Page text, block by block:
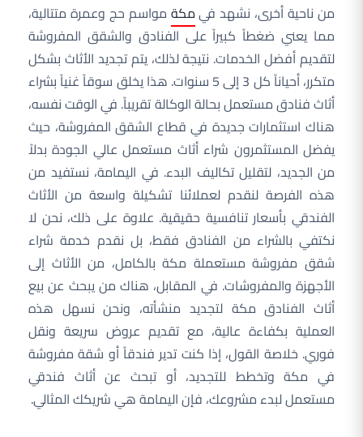
من ناحية أخرى، نشهد فيمكة مواسم حج وعمرة متتالية،
مما يعني ضغطاً كبيراً على الفنادق والشقق المفروشة
لتقديم أفضل الخدمات. نتيجة لذلك، يتم تجديد الأثاث بشكل
متكرر، أحياناً كل 3 إلى 5 سنوات. هذا يخلق سوقاً غنياً بشراء
أثاث فنادق مستعمل بحالة الوكالة تقريباً. في الوقت نفسه،
هناك استثمارات جديدة في قطاع الشقق المفروشة، حيث
يفضل المستثمرون شراء أثاث مستعمل عالي الجودة بدلاً
من الجديد، لتقليل تكاليف البدء. في اليمامة، نستفيد من
هذه الفرصة لنقدم لعملائنا تشكيلة واسعة من الأثاث
الفندقي بأسعار تنافسية حقيقية. علاوة على ذلك، نحن لا
نكتفي بالشراء من الفنادق فقط، بل نقدم خدمة شراء
شقق مفروشة مستعملة مكة بالكامل، من الأثاث إلى
الأجهزة والمفروشات. في المقابل، هناك من يبحث عن بيع
أثاث الفنادق مكة لتجديد منشأته، ونحن نسهل هذه
العملية بكفاءة عالية، مع تقديم عروض سريعة ونقل
فوري. خلاصة القول، إذا كنت تدير فندقاً أو شقة مفروشة
في مكة وتخطط للتجديد، أو تبحث عن أثاث فندقي
مستعمل لبدء مشروعك، فإن اليمامة هي شريكك المثالي.